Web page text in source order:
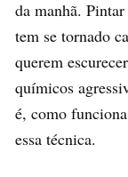
da manhã.
tem se tornado
querem
químicos
é, como
essa técnica.